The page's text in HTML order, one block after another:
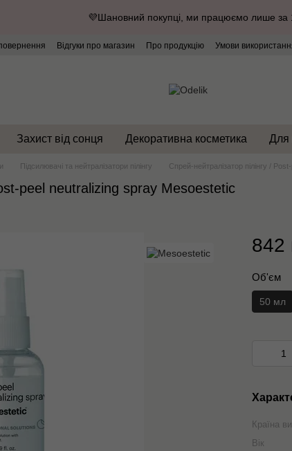
💜Шановний покупці, ми працюємо лише за
Відгуки про магазин Про продукцію Умови
Захист від сонця Декоративна косметика Для
Підсилювачі та нейтралізатори пілінгу Спрей-нейтралізатор пілінгу /
peel neutralizing spray Mesoestetic
842
Об'єм
50 мл
Країна
Вік